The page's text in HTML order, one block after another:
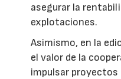
asegurar la
explotaciones.
Asimismo, en la
el valor de la
impulsar proyectos